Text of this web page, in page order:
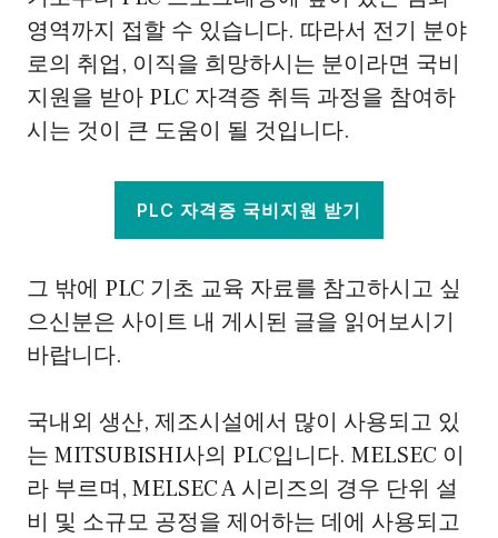
영역까지 접할 수 있습니다. 따라서 전기 분야
로의 취업, 이직을 희망하시는 분이라면 국비
지원을 받아 PLC 자격증 취득 과정을 참여하
시는 것이 큰 도움이 될 것입니다.
PLC 자격증 국비지원 받기
그 밖에 PLC 기초 교육 자료를 참고하시고 싶
으신분은 사이트 내 게시된 글을 읽어보시기
바랍니다.
국내외 생산, 제조시설에서 많이 사용되고 있
는 MITSUBISHI사의 PLC입니다. MELSEC 이
라 부르며, MELSEC A 시리즈의 경우 단위 설
비 및 소규모 공정을 제어하는 데에 사용되고